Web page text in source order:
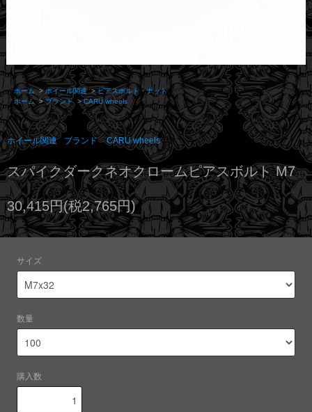
ホーム >ホイール関連 >ピアスボルト・ナット
ホーム >ブランド >CARU wheels
ホイール関連 ブランド CARU wheels
スパイクダークネオクロームピアスボルト M7
30,415円(税2,765円)
サイズ
数量
購入数